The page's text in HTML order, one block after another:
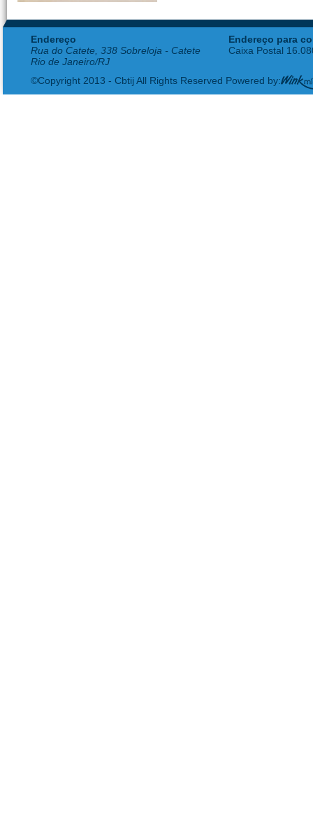
Endereço
Rua do Catete, 338 Sobreloja - Catete
Rio de Janeiro/RJ
Endereço para
Caixa Postal
©Copyright 2013 - Cbtij All Rights Reserved Powered by: